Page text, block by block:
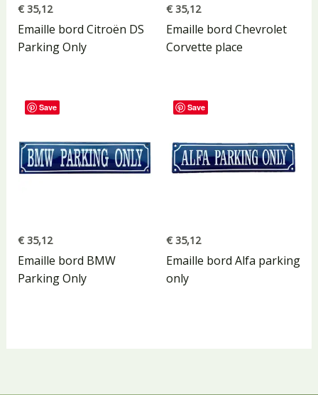
€35,12
Emaille bord Citroën DS
Parking Only
€ 35,12
Emaille bord Chevrolet
Corvette place
Save
€35,12
Emaille bord BMW
Parking Only
Save
€ 35,12
Emaille bord Alfa parking
only